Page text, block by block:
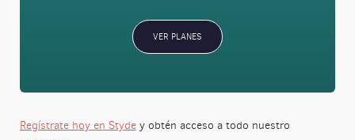
VER PLANES
Regístrate hoy en Stydey obtén acceso a todo nuestro